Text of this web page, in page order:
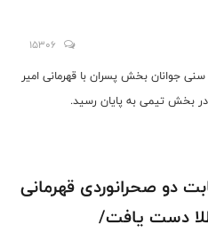
15306
جوانان بخش پسران با قهرمانی امیر
در بخش تیمی به پایان رسید.
دو صحرانوردی قهرمانی
دست یافت/